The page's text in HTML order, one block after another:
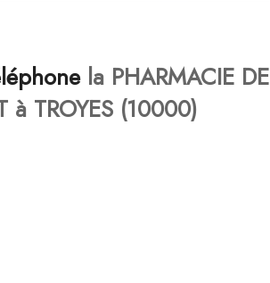
la PHARMACIE DE
à TROYES (10000)